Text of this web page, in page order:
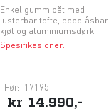
Enkel gummibåt med
justerbar tofte, oppblåsbar
kjøl og aluminiumsdørk.
Spesifikasjoner:
Før: 17195
kr 14.990,-